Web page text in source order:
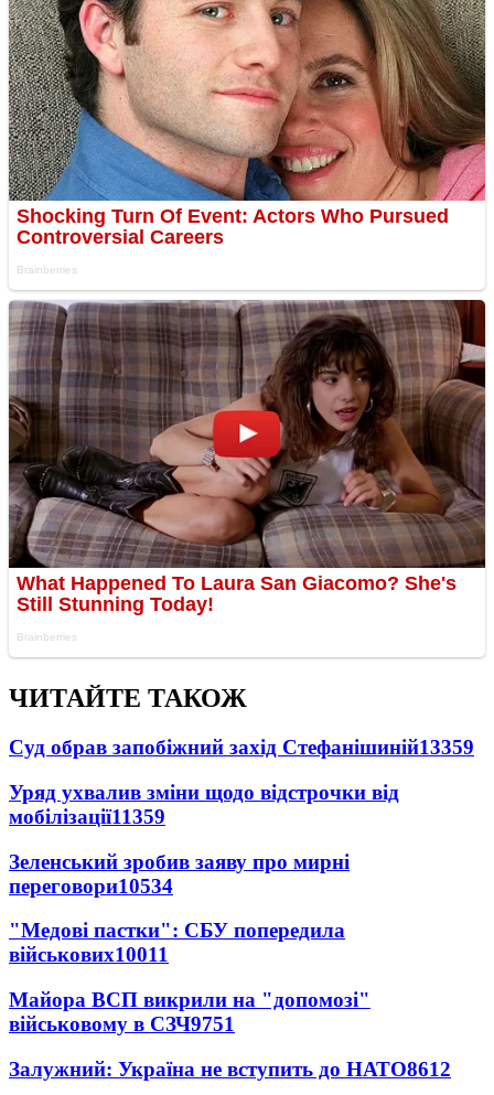
ЧИТАЙТЕ ТАКОЖ
Суд обрав запобіжний захід Стефанішиній13359
Уряд ухвалив зміни щодо відстрочки від
мобілізації11359
Зеленський зробив заяву про мирні
переговори10534
"Медові пастки": СБУ попередила
військових10011
Майора ВСП викрили на "допомозі"
військовому в СЗЧ9751
Залужний: Україна не вступить до НАТО8612